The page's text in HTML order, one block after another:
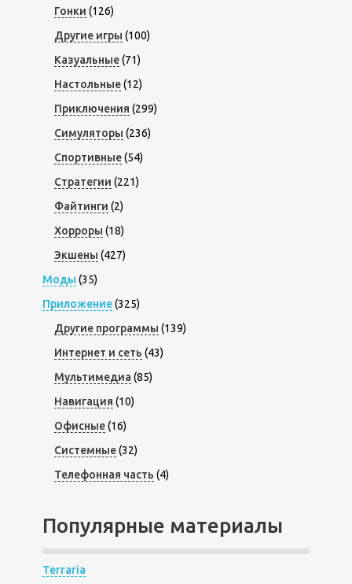
Гонки (126)
Другие игры (100)
Казуальные(71)
Настольные(12)
Приключения (299)
Симуляторы (236)
Спортивные(54)
Стратегии (221)
Файтинги (2)
Хорроры (18)
Экшены (427)
Моды (35)
Приложение(325)
Другие программы (139)
Интернет и сеть (43)
Мультимедиа (85)
Навигация (10)
Офисные(16)
Системные(32)
Телефонная часть (4)
Популярные материалы
Terraria